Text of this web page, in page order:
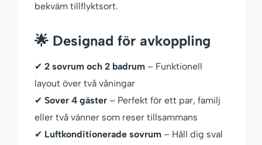
bekväm tillflyktsort.
🌟 Designad för avkoppling
✔ 2 sovrum och 2 badrum – Funktionell
layout över två våningar
✔ Sover 4 gäster – Perfekt för ett par, familj
eller två vänner som reser tillsammans
✔ Luftkonditionerade sovrum – Håll dig sval